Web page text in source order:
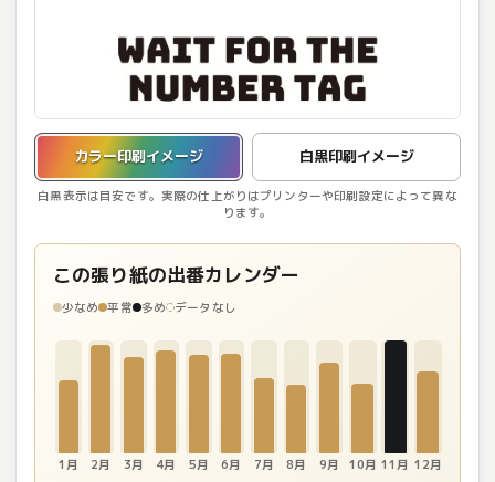
カラー印刷イメージ 白黒印刷イメージ
白黒表示は目安です。実際の仕上がりはプリンターや印刷設定によって異な
ります。
カラー印刷イメージを表示しています。
この張り紙の出番カレンダー
少なめ 平常 多め データなし
1月 2月 3月 4月 5月 6月 7月 8月 9月 10月 11月 12月